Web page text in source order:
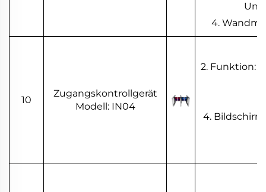
4.
10
Zugangskontrollgerät
Modell: IN04
2. Funktion:
4.